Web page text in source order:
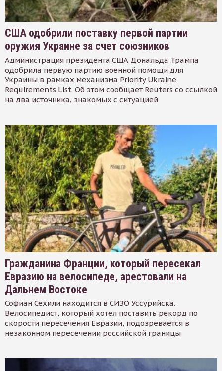
США одобрили поставку первой партии
оружия Украине за счет союзников
Администрация президента США Дональда Трампа
одобрила первую партию военной помощи для
Украины в рамках механизма Priority Ukraine
Requirements List. Об этом сообщает Reuters со ссылкой
на два источника, знакомых с ситуацией
Гражданина Франции, который пересекал
Евразию на велосипеде, арестовали на
Дальнем Востоке
Софиан Сехили находится в СИЗО Уссурийска.
Велосипедист, который хотел поставить рекорд по
скорости пересечения Евразии, подозревается в
незаконном пересечении российской границы